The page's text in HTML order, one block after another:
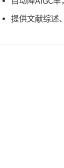
提供文献综述